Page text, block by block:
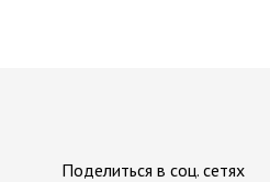
Поделиться в соц. сетях